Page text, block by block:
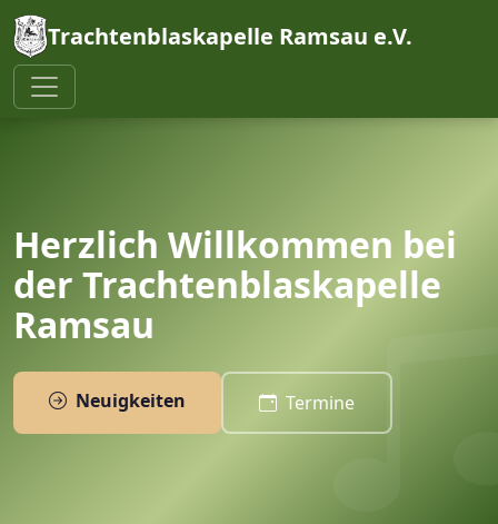
Trachtenblaskapelle Ramsau e.V.
Herzlich Willkommen bei
der Trachtenblaskapelle
Ramsau
Neuigkeiten Termine